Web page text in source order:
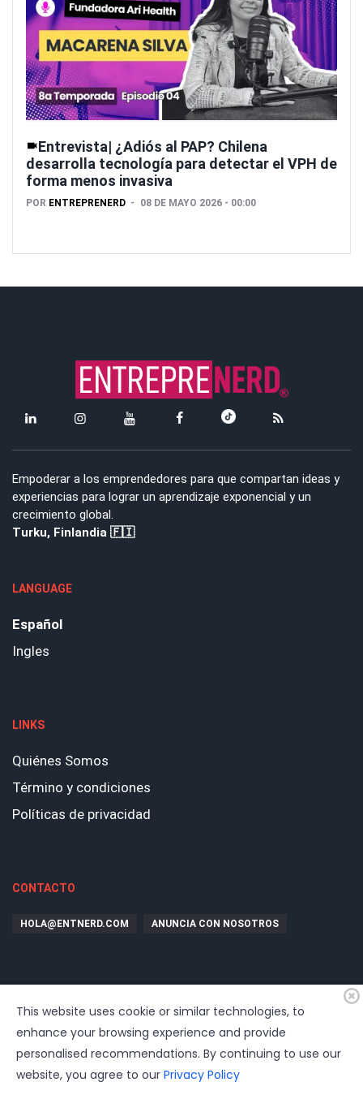
Entrevista| ¿Adiós al PAP? Chilena
desarrolla tecnología para detectar el VPH de
forma menos invasiva
POR ENTREPRENERD 08 DE MAYO 2026 - 00:00
Empoderar a los emprendedores para que compartan ideas y
experiencias para lograr un aprendizaje exponencial y un
crecimiento global.
Turku, Finlandia 🇫🇮
LANGUAGE
Español
Ingles
LINKS
Quiénes Somos
Término y condiciones
Políticas de privacidad
CONTACTO
HOLA@ENTNERD.COM ANUNCIA CON NOSOTROS
This website uses cookie or similar technologies, to
enhance your browsing experience and provide
personalised recommendations. By continuing to use our
website, you agree to our Privacy Policy